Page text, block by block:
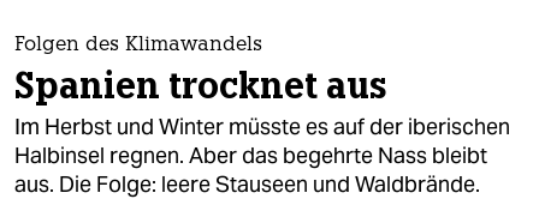
themen
politik
öko
gesellschaft
Folgen des Klimawandels
Spanien trocknet aus
Im Herbst und Winter müsste es auf der iberischen
Halbinsel regnen. Aber das begehrte Nass bleibt
aus. Die Folge: leere Stauseen und Waldbrände.